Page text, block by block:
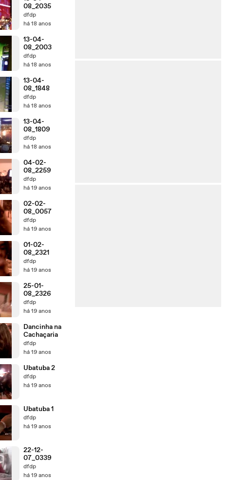
08_2035
dfdp
há 18 anos
13-04-
08_2003
dfdp
há 18 anos
13-04-
08_1848
dfdp
há 18 anos
13-04-
08_1809
dfdp
há 18 anos
04-02-
08_2259
dfdp
há 19 anos
02-02-
08_0057
dfdp
há 19 anos
01-02-
08_2321
dfdp
há 19 anos
25-01-
08_2326
dfdp
há 19 anos
Dancinha na
Cachaçaria
dfdp
há 19 anos
Ubatuba 2
dfdp
há 19 anos
Ubatuba 1
dfdp
há 19 anos
22-12-
07_0339
dfdp
há 19 anos